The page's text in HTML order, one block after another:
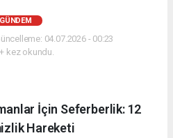
GÜNDEM
04.07.2026 - 00:23
kez okundu.
İçin Seferberlik: 12
Hareketi